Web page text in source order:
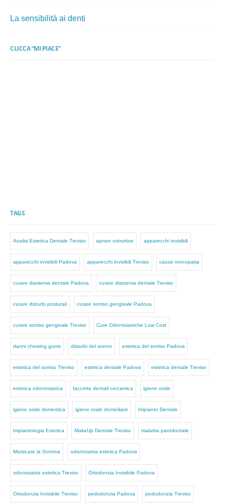
La sensibilità ai denti
CLICCA “MI PIACE”
TAGS
Analisi Estetica Dentale Treviso apnee ostruttive apparecchi invisibili
apparecchi invisibili Padova apparecchi invisibili Treviso cause roncopatia
curare diastema dentale Padova curare diastema dentale Treviso
curare disturbi posturali curare sorriso gengivale Padova
curare sorriso gengivale Treviso Cure Odontoiatriche Low Cost
danni chewing gums disturbi del sonno estetica del sorriso Padova
estetica del sorriso Treviso estetica dentale Padova estetica dentale Treviso
estetica odontoiatrica faccette dentali cercamica igiene orale
igiene orale domestica igiene orale domiciliare Impianto Dentale
Implantologia Estetica MakeUp Dentale Treviso malattia parodontale
Masticare la Gomma odontoiatria estetica Padova
odontoiatria estetica Treviso Ortodonzia Invisibile Padova
Ortodonzia Invisibile Treviso pedodonzia Padova pedodonzia Treviso